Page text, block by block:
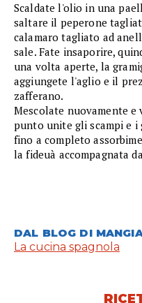
Scaldate l'olio in una
saltare il peperone
calamaro tagliato ad
sale. Fate insaporire,
una volta aperte, la
aggiungete l'aglio e il
zafferano.
Mescolate nuovamente
punto unite gli scampi e
fino a completo
la fideuà accompagnata
DAL BLOG DI
La cucina spagnola